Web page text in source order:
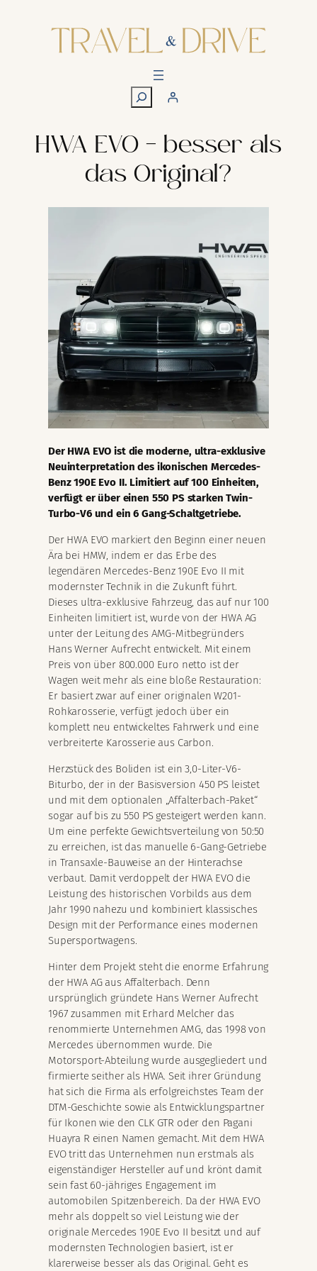
u
h
e
n
HWA EVO – besser als
das Original?
Der HWA EVO ist die moderne, ultra-exklusive
Neuinterpretation des ikonischen Mercedes-
Benz 190E Evo II. Limitiert auf 100 Einheiten,
verfügt er über einen 550 PS starken Twin-
Turbo-V6 und ein 6 Gang-Schaltgetriebe.
Der HWA EVO markiert den Beginn einer neuen
Ära bei HMW, indem er das Erbe des
legendären Mercedes-Benz 190E Evo II mit
modernster Technik in die Zukunft führt.
Dieses ultra-exklusive Fahrzeug, das auf nur 100
Einheiten limitiert ist, wurde von der HWA AG
unter der Leitung des AMG-Mitbegründers
Hans Werner Aufrecht entwickelt. Mit einem
Preis von über 800.000 Euro netto ist der
Wagen weit mehr als eine bloße Restauration:
Er basiert zwar auf einer originalen W201-
Rohkarosserie, verfügt jedoch über ein
komplett neu entwickeltes Fahrwerk und eine
verbreiterte Karosserie aus Carbon.
Herzstück des Boliden ist ein 3,0-Liter-V6-
Biturbo, der in der Basisversion 450 PS leistet
und mit dem optionalen „Affalterbach-Paket“
sogar auf bis zu 550 PS gesteigert werden kann.
Um eine perfekte Gewichtsverteilung von 50:50
zu erreichen, ist das manuelle 6-Gang-Getriebe
in Transaxle-Bauweise an der Hinterachse
verbaut. Damit verdoppelt der HWA EVO die
Leistung des historischen Vorbilds aus dem
Jahr 1990 nahezu und kombiniert klassisches
Design mit der Performance eines modernen
Supersportwagens.
Hinter dem Projekt steht die enorme Erfahrung
der HWA AG aus Affalterbach. Denn
ursprünglich gründete Hans Werner Aufrecht
1967 zusammen mit Erhard Melcher das
renommierte Unternehmen AMG, das 1998 von
Mercedes übernommen wurde. Die
Motorsport-Abteilung wurde ausgegliedert und
firmierte seither als HWA. Seit ihrer Gründung
hat sich die Firma als erfolgreichstes Team der
DTM-Geschichte sowie als Entwicklungspartner
für Ikonen wie den CLK GTR oder den Pagani
Huayra R einen Namen gemacht. Mit dem HWA
EVO tritt das Unternehmen nun erstmals als
eigenständiger Hersteller auf und krönt damit
sein fast 60-jähriges Engagement im
automobilen Spitzenbereich. Da der HWA EVO
mehr als doppelt so viel Leistung wie der
originale Mercedes 190E Evo II besitzt und auf
modernsten Technologien basiert, ist er
klarerweise besser als das Original. Geht es